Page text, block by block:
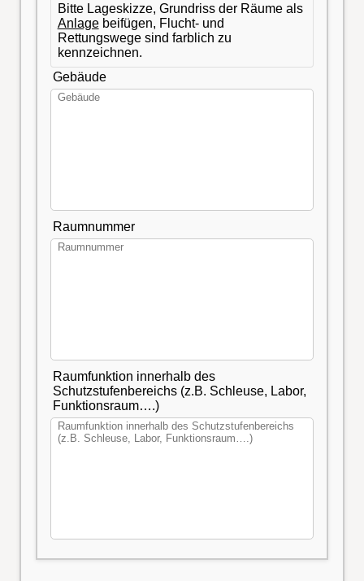
Bitte Lageskizze, Grundriss der Räume als
Anlagebeifügen, Flucht- und
Rettungswege sind farblich zu
kennzeichnen.
Gebäude
Raumnummer
Raumfunktion innerhalb des
Schutzstufenbereichs (z.B. Schleuse, Labor,
Funktionsraum….)